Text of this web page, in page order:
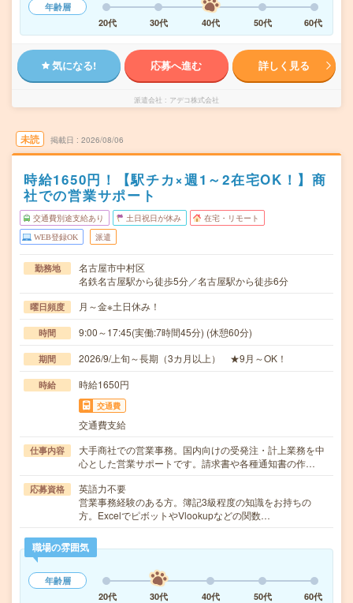
年齢層
20代
30代 40代 50代 60代
気になる! 応募へ進む 詳しく見る
派遣会社 アデコ株式会社
未読 掲載日 2026/08/06
時給1650円！【駅チカ×週1～2在宅OK！】商
社での営業サポート
交通費別途支給あり 土日祝日が休み 在宅・リモート
WEB登録OK 派遣
勤務地
名古屋市中村区
名鉄名古屋駅から徒歩5分／名古屋駅から徒歩6分
曜日頻度 月～金※土日休み！
時間 9:00～17:45(実働:7時間45分) (休憩60分)
期間 2026/9/上旬～長期（3カ月以上） ★9月～OK！
時給 時給1650円
交通費
交通費支給
仕事内容
大手商社での営業事務。国内向けの受発注・計上業務を中
心とした営業サポートです。請求書や各種通知書の作…
応募資格
英語力不要
営業事務経験のある方。簿記3級程度の知識をお持ちの
方。ExcelでピボットやVlookupなどの関数…
職場の雰囲気
年齢層
20代
30代 40代 50代 60代